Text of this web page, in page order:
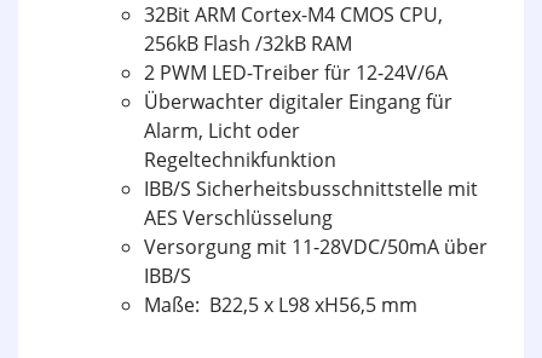
32Bit ARM Cortex-M4 CMOS CPU,
256kB Flash /32kB RAM
2 PWM LED-Treiber für 12-24V/6A
Überwachter digitaler Eingang für
Alarm, Licht oder
Regeltechnikfunktion
IBB/S Sicherheitsbusschnittstelle mit
AES Verschlüsselung
Versorgung mit 11-28VDC/50mA über
IBB/S
Maße: B22,5 x L98 xH56,5 mm